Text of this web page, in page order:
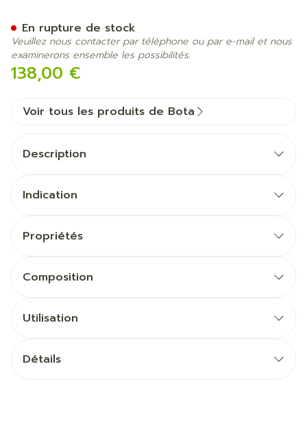
138,00 €
En rupture de stock
Veuillez nous contacter par téléphone ou par e-mail et nous
examinerons ensemble les possibilités.
Voir tous les produits de Bota
Description
Indication
Propriétés
Composition
Utilisation
Détails